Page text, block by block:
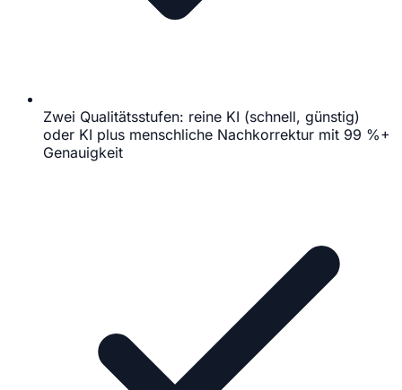
Zwei Qualitätsstufen: reine KI (schnell, günstig)
oder KI plus menschliche Nachkorrektur mit 99 %+
Genauigkeit